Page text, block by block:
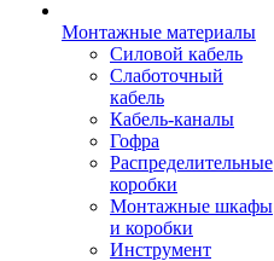
Монтажные материалы
Силовой кабель
Слаботочный
кабель
Кабель-каналы
Гофра
Распределительные
коробки
Монтажные шкафы
и коробки
Инструмент